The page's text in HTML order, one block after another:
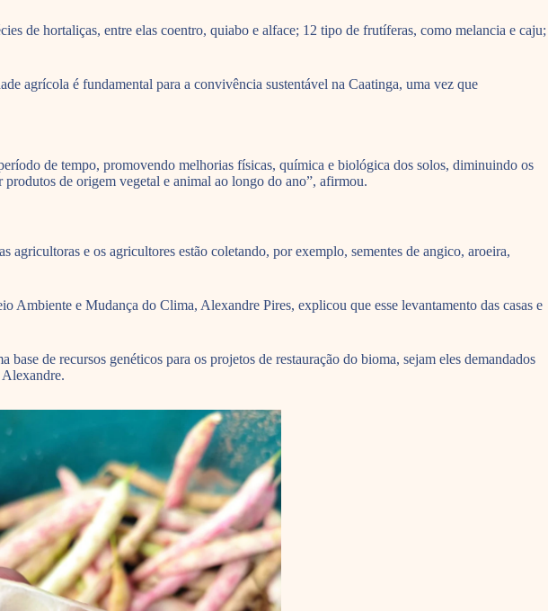
de hortaliças, entre elas coentro, quiabo e alface; 12 tipo de frutíferas, como melancia e caju;
agrícola é fundamental para a convivência sustentável na Caatinga, uma vez que
de tempo, promovendo melhorias físicas, química e biológica dos solos, diminuindo os
de origem vegetal e animal ao longo do ano”, afirmou.
agricultoras e os agricultores estão coletando, por exemplo, sementes de angico, aroeira,
e Mudança do Clima, Alexandre Pires, explicou que esse levantamento das casas e
de recursos genéticos para os projetos de restauração do bioma, sejam eles demandados